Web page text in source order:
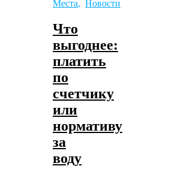
Места, Новости
Что
выгоднее:
платить
по
счетчику
или
нормативу
за
воду